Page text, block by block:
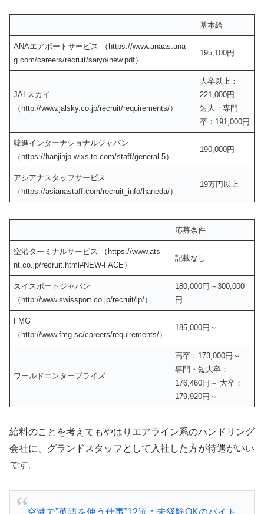
基本給
ANAエアポートサービス （https://www.anaas.ana-
g.com/careers/recruit/saiyo/new.pdf）
195,100円
JALスカイ
（http://www.jalsky.co.jp/recruit/requirements/）
大卒以上：
221,000円
短大・専門
卒：191,000円
韓進インターナショナルジャパン
（https://hanjinjp.wixsite.com/staff/general-5）
190,000円
アシアナスタッフサービス
（https://asianastaff.com/recruit_info/haneda/）
19万円以上
応募条件
空港ターミナルサービス （https://www.ats-
nt.co.jp/recruit.html#NEW-FACE）
記載なし
スイスポートジャパン
（http://www.swissport.co.jp/recruit/lp/）
180,000円～300,000
円
FMG
（http://www.fmg.sc/careers/requirements/）
185,000円～
ワールドエンタープライズ
高卒：173,000円～
専門・短大卒：
176,460円～ 大卒：
179,920円～
給料のことを考えてもやはりエアライン系のハンドリング
会社に、グランドスタッフとして入社した方が待遇がいい
です。